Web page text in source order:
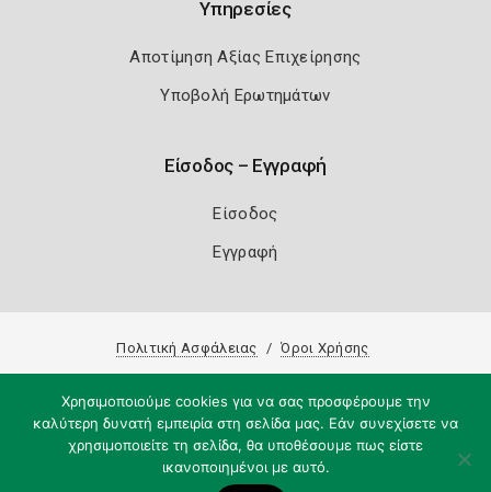
Υπηρεσίες
Αποτίμηση Αξίας Επιχείρησης
Υποβολή Ερωτημάτων
Είσοδος – Εγγραφή
Είσοδος
Εγγραφή
Πολιτική Ασφάλειας Όροι Χρήσης
Χρησιμοποιούμε cookies για να σας προσφέρουμε την
καλύτερη δυνατή εμπειρία στη σελίδα μας. Εάν συνεχίσετε να
χρησιμοποιείτε τη σελίδα, θα υποθέσουμε πως είστε
ικανοποιημένοι με αυτό.